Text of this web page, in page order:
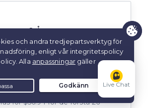
2 År
+ 2 månader
$ 2.19 /mån
för $56.94 för de första 26
Live Chat